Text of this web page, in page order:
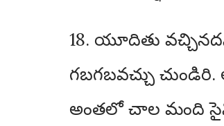
18. యూదితు
గబగబవచ్చు
అంతలో చాల మంది